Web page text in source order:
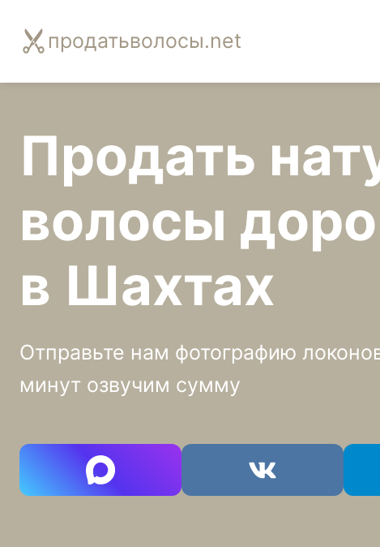
продатьволосы.net
Продать
волосы
в Шахтах
Отправьте нам фотографию
минут озвучим сумму